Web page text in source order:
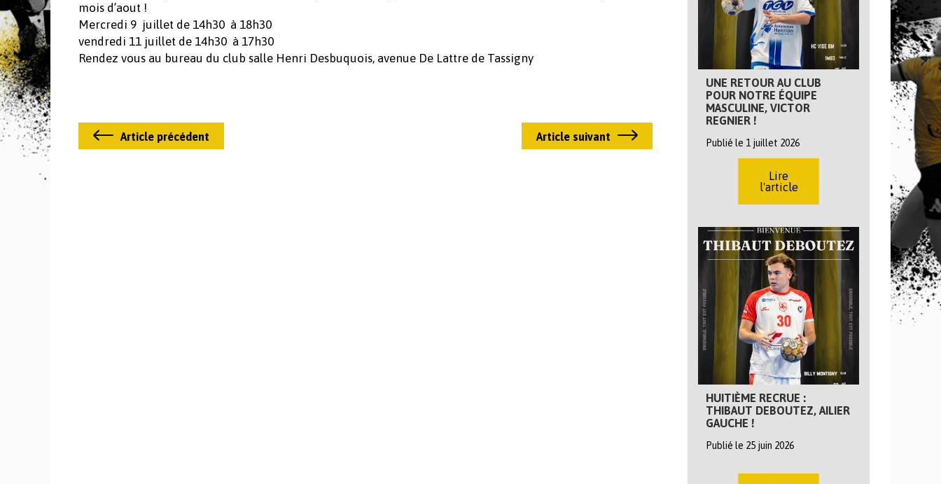
mois d’aout !
Mercredi 9 juillet de 14h30 à 18h30
vendredi 11 juillet de 14h30 à 17h30
Rendez vous au bureau du club salle Henri Desbuquois, avenue De Lattre de Tassigny
Article précédent Article suivant
UNE RETOUR AU CLUB
POUR NOTRE ÉQUIPE
MASCULINE, VICTOR
REGNIER !
Publié le 1 juillet 2026
Lire
l'article
HUITIÈME RECRUE :
THIBAUT DEBOUTEZ, AILIER
GAUCHE !
Publié le 25 juin 2026